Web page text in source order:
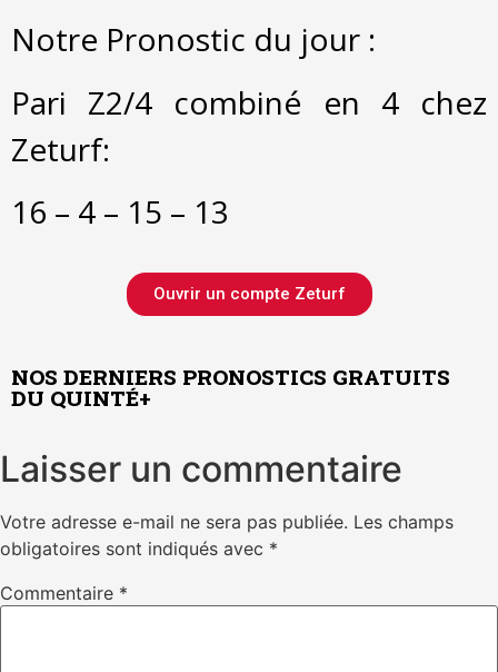
Notre Pronostic du jour :
Pari Z2/4 combiné en 4 chez
Zeturf:
16 – 4 – 15 – 13
Ouvrir un compte Zeturf
NOS DERNIERS PRONOSTICS GRATUITS
DU QUINTÉ+
Laisser un commentaire
Votre adresse e-mail ne sera pas publiée. Les champs
obligatoires sont indiqués avec *
Commentaire *